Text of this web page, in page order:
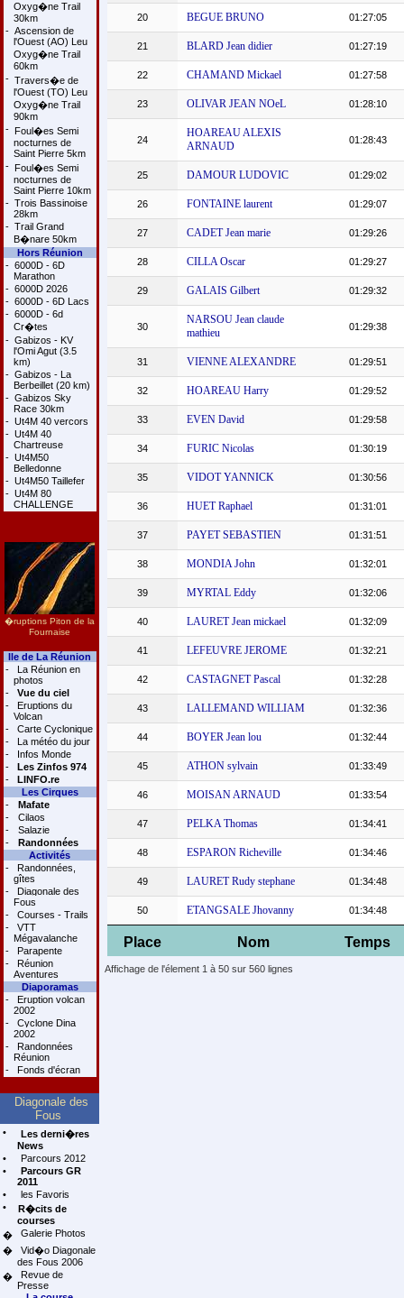
Oxyg�ne Trail
30km
- Ascension de
l'Ouest (AO) Leu
Oxyg�ne Trail
60km
- Travers�e de
l'Ouest (TO) Leu
Oxyg�ne Trail
90km
- Foul�es Semi
nocturnes de
Saint Pierre 5km
- Foul�es Semi
nocturnes de
Saint Pierre 10km
- Trois Bassinoise
28km
- Trail Grand
B�nare 50km
Hors Réunion
- 6000D - 6D
Marathon
- 6000D 2026
- 6000D - 6D Lacs
- 6000D - 6d
Cr�tes
- Gabizos - KV
l'Omi Agut (3.5
km)
- Gabizos - La
Berbeillet (20 km)
- Gabizos Sky
Race 30km
- Ut4M 40 vercors
- Ut4M 40
Chartreuse
- Ut4M50
Belledonne
- Ut4M50 Taillefer
- Ut4M 80
CHALLENGE
�ruptions Piton de la
Fournaise
Ile de La Réunion
-
La Réunion en
photos
-
Vue du ciel
-
Eruptions du
Volcan
-
Carte Cyclonique
-
La météo du jour
-
Infos Monde
-
Les Zinfos 974
-
LINFO.re
Les Cirques
-
Mafate
-
Cilaos
-
Salazie
-
Randonnées
Activités
-
Randonnées,
gîtes
-
Diagonale des
Fous
-
Courses - Trails
-
VTT
Mégavalanche
-
Parapente
-
Réunion
Aventures
Diaporamas
-
Eruption volcan
2002
-
Cyclone Dina
2002
-
Randonnées
Réunion
-
Fonds d'écran
Diagonale des
Fous
•
Les derni�res
News
•
Parcours 2012
•
Parcours GR
2011
•
les Favoris
•
R�cits de
courses
�
Galerie Photos
�
Vid�o Diagonale
des Fous 2006
�
Revue de
Presse
Place Nom Temps
20 BEGUE BRUNO 01:27:05
21 BLARD Jean didier 01:27:19
22 CHAMAND Mickael 01:27:58
23 OLIVAR JEAN NOeL 01:28:10
24
HOAREAU ALEXIS
ARNAUD
01:28:43
25 DAMOUR LUDOVIC 01:29:02
26 FONTAINE laurent 01:29:07
27 CADET Jean marie 01:29:26
28 CILLA Oscar 01:29:27
29 GALAIS Gilbert 01:29:32
30
NARSOU Jean claude
mathieu
01:29:38
31 VIENNE ALEXANDRE 01:29:51
32 HOAREAU Harry 01:29:52
33 EVEN David 01:29:58
34 FURIC Nicolas 01:30:19
35 VIDOT YANNICK 01:30:56
36 HUET Raphael 01:31:01
37 PAYET SEBASTIEN 01:31:51
38 MONDIA John 01:32:01
39 MYRTAL Eddy 01:32:06
40 LAURET Jean mickael 01:32:09
41 LEFEUVRE JEROME 01:32:21
42 CASTAGNET Pascal 01:32:28
43 LALLEMAND WILLIAM 01:32:36
44 BOYER Jean lou 01:32:44
45 ATHON sylvain 01:33:49
46 MOISAN ARNAUD 01:33:54
47 PELKA Thomas 01:34:41
48 ESPARON Richeville 01:34:46
49 LAURET Rudy stephane 01:34:48
50 ETANGSALE Jhovanny 01:34:48
Affichage de l'élement 1 à 50 sur 560 lignes